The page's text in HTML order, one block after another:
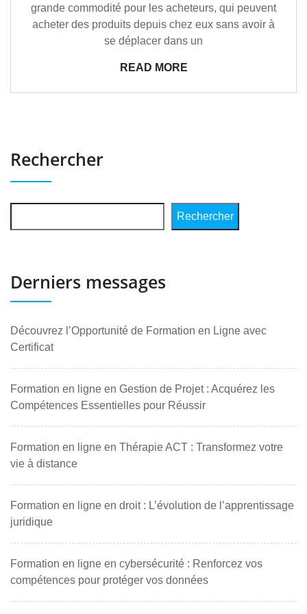
grande commodité pour les acheteurs, qui peuvent
acheter des produits depuis chez eux sans avoir à
se déplacer dans un
READ MORE
Rechercher
Rechercher
Derniers messages
Découvrez l’Opportunité de Formation en Ligne avec
Certificat
Formation en ligne en Gestion de Projet : Acquérez les
Compétences Essentielles pour Réussir
Formation en ligne en Thérapie ACT : Transformez votre
vie à distance
Formation en ligne en droit : L’évolution de l’apprentissage
juridique
Formation en ligne en cybersécurité : Renforcez vos
compétences pour protéger vos données